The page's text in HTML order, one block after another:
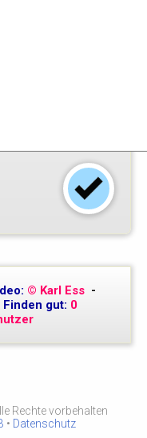
© Karl Ess -
Finden gut: 0
Rechte vorbehalten
• Datenschutz